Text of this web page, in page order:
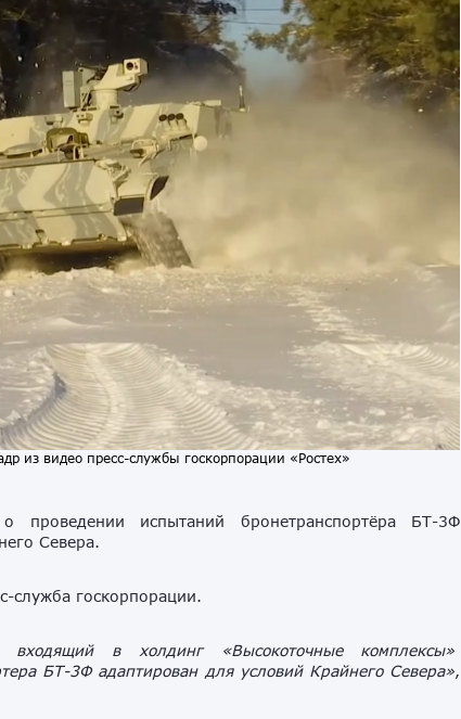
из видео пресс-службы госкорпорации «Ростех»
проведении испытаний бронетранспортёра БТ-3Ф
Севера.
служба госкорпорации.
в холдинг «Высокоточные комплексы»
БТ-3Ф адаптирован для условий Крайнего Севера»,